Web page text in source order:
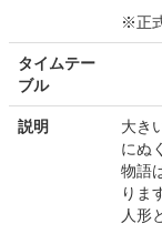
※正
タイムテー
ブル
説明
大き
にぬ
物語
りま
人形